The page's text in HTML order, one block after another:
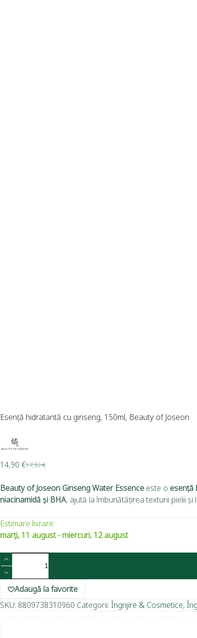
Esență hidratantă cu ginseng, 150ml, Beauty of Joseon
17,53€
14,90 €
Beauty of Joseon Ginseng Water Essence este o esență
niacinamidă și BHA, ajută la îmbunătățirea texturii pielii
Estimare livrare:
marți, 11 august - miercuri, 12 august
Adaugă la favorite
SKU: 8809738310960 Categorii: Îngrijire & Cosmetice,